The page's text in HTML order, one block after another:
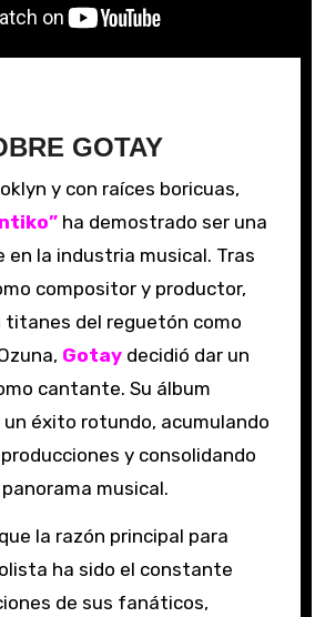
GOTAY
y con raíces boricuas,
ha demostrado ser una
en la industria musical. Tras
compositor y productor,
titanes del reguetón como
Gotaydecidió dar un
cantante. Su álbum
un éxito rotundo, acumulando
y consolidando
musical.
la razón principal para
ha sido el constante
de sus fanáticos,